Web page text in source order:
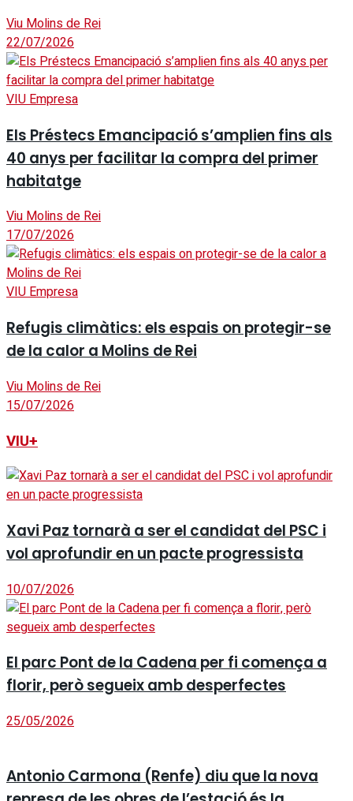
Viu Molins de Rei
22/07/2026
VIU Empresa
Els Préstecs Emancipació s’amplien fins als
40 anys per facilitar la compra del primer
habitatge
Viu Molins de Rei
17/07/2026
VIU Empresa
Refugis climàtics: els espais on protegir-se
de la calor a Molins de Rei
Viu Molins de Rei
15/07/2026
VIU+
Xavi Paz tornarà a ser el candidat del PSC i
vol aprofundir en un pacte progressista
10/07/2026
El parc Pont de la Cadena per fi comença a
florir, però segueix amb desperfectes
25/05/2026
Antonio Carmona (Renfe) diu que la nova